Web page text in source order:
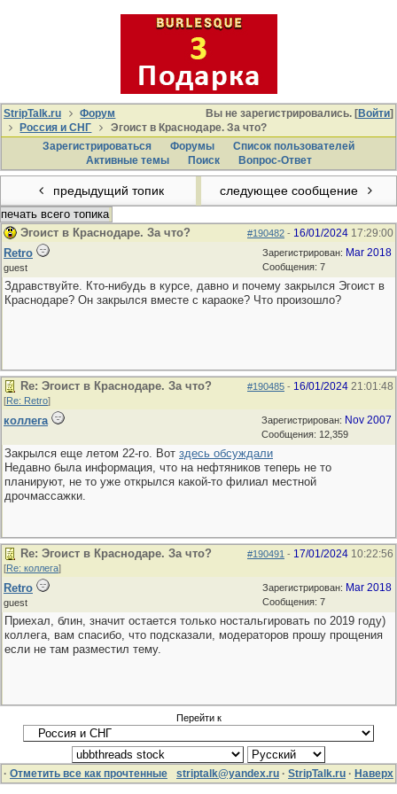
Вы не зарегистрировались. [Войти]
StripTalk.ru
Форум
Россия и СНГ
Эгоист в Краснодаре. За что?
Зарегистрироваться
Форумы
Список пользователей
Активные темы
Поиcк Вопрос-Ответ
предыдущий топик следующее сообщение
печать всего топика
#190482 - 16/01/2024 17:29:00
Эгоист в Краснодаре. За что?
Зарегистрирован: Mar 2018
Сообщения: 7
Retro
guest
Здравствуйте. Кто-нибудь в курсе, давно и почему закрылся Эгоист в
Краснодаре? Он закрылся вместе с караоке? Что произошло?
#190485 - 16/01/2024 21:01:48
Re: Эгоист в Краснодаре. За что?
[Re: Retro]
Зарегистрирован: Nov 2007
Сообщения: 12,359
коллега
Закрылся еще летом 22-го. Вот здесь обсуждали
Недавно была информация, что на нефтяников теперь не то
планируют, не то уже открылся какой-то филиал местной
дрочмассажки.
#190491 - 17/01/2024 10:22:56
Re: Эгоист в Краснодаре. За что?
[Re: коллега]
Зарегистрирован: Mar 2018
Сообщения: 7
Retro
guest
Приехал, блин, значит остается только ностальгировать по 2019 году)
коллега, вам спасибо, что подсказали, модераторов прошу прощения
если не там разместил тему.
Перейти к
· Отметить все как прочтенные striptalk@yandex.ru · StripTalk.ru · Наверх